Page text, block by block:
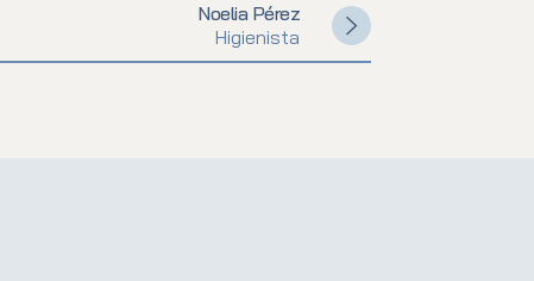
Noelia Pérez
Higienista